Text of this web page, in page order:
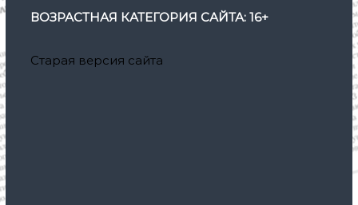
ВОЗРАСТНАЯ КАТЕГОРИЯ САЙТА: 16+
Старая версия сайта